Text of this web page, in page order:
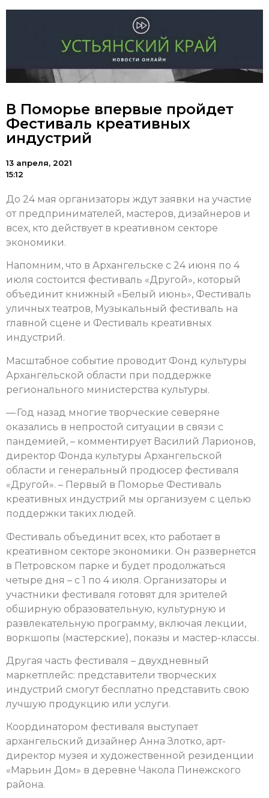
В Поморье впервые пройдет
Фестиваль креативных
индустрий
13 апреля, 2021
15:12
До 24 мая организаторы ждут заявки на участие
от предпринимателей, мастеров, дизайнеров и
всех, кто действует в креативном секторе
экономики.
Напомним, что в Архангельске с 24 июня по 4
июля состоится фестиваль «Другой», который
объединит книжный «Белый июнь», Фестиваль
уличных театров, Музыкальный фестиваль на
главной сцене и Фестиваль креативных
индустрий.
Масштабное событие проводит Фонд культуры
Архангельской области при поддержке
регионального министерства культуры.
— Год назад многие творческие северяне
оказались в непростой ситуации в связи с
пандемией, – комментирует Василий Ларионов,
директор Фонда культуры Архангельской
области и генеральный продюсер фестиваля
«Другой». – Первый в Поморье Фестиваль
креативных индустрий мы организуем с целью
поддержки таких людей.
Фестиваль объединит всех, кто работает в
креативном секторе экономики. Он развернется
в Петровском парке и будет продолжаться
четыре дня – с 1 по 4 июля. Организаторы и
участники фестиваля готовят для зрителей
обширную образовательную, культурную и
развлекательную программу, включая лекции,
воркшопы (мастерские), показы и мастер-классы.
Другая часть фестиваля – двухдневный
маркетплейс: представители творческих
индустрий смогут бесплатно представить свою
лучшую продукцию или услуги.
Координатором фестиваля выступает
архангельский дизайнер Анна Злотко, арт-
директор музея и художественной резиденции
«Марьин Дом» в деревне Чакола Пинежского
района.